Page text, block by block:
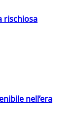
rischiosa
nell’era